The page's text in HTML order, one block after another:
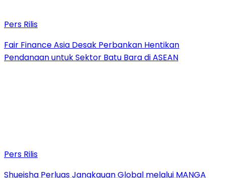
Pers Rilis
Fair Finance Asia Desak Perbankan Hentikan
Pendanaan untuk Sektor Batu Bara di ASEAN
Pers Rilis
Shueisha Perluas Jangkauan Global melalui MANGA